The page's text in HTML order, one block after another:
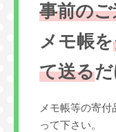
事前の
メモ帳を
て送るだ
メモ帳等の寄
って下さい。